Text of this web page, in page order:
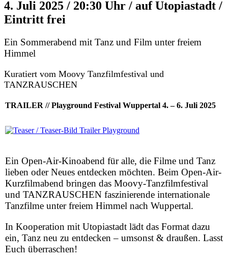
4. Juli 2025 / 20:30 Uhr / auf Utopiastadt /
Eintritt frei
Ein Sommerabend mit Tanz und Film unter freiem
Himmel
Kuratiert vom Moovy Tanzfilmfestival und
TANZRAUSCHEN
TRAILER // Playground Festival Wuppertal 4. – 6. Juli 2025
Ein Open-Air-Kinoabend für alle, die Filme und Tanz
lieben oder Neues entdecken möchten. Beim Open-Air-
Kurzfilmabend bringen das Moovy-Tanzfilmfestival
und TANZRAUSCHEN faszinierende internationale
Tanzfilme unter freiem Himmel nach Wuppertal.
In Kooperation mit Utopiastadt lädt das Format dazu
ein, Tanz neu zu entdecken – umsonst & draußen. Lasst
Euch überraschen!